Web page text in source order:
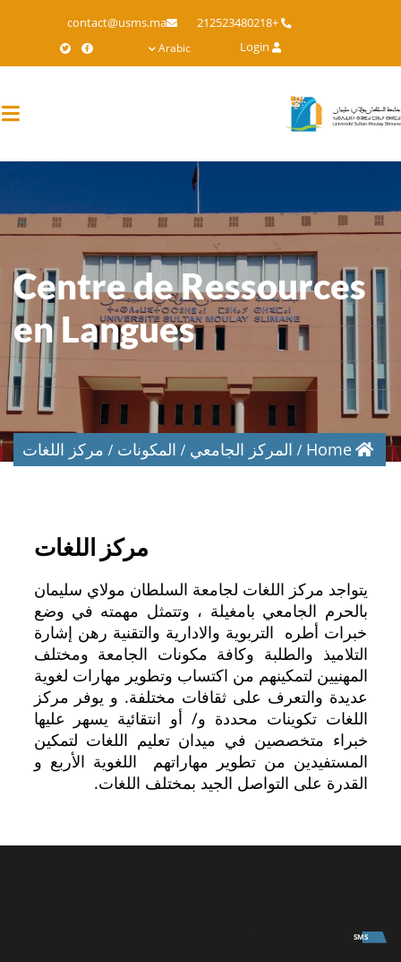
main
+212523480218
contact@usms.ma
Login
Arabic
Centre de Ressources
en Langues
Home المركز الجامعي المكونات مركز اللغات
مركز اللغات
يتواجد مركز اللغات لجامعة السلطان مولاي سليمان
بالحرم الجامعي بامغيلة ، وتتمثل مهمته في وضع
خبرات أطره التربوية والادارية والتقنية رهن إشارة
التلاميذ والطلبة وكافة مكونات الجامعة ومختلف
المهنيين لتمكينهم من اكتساب وتطوير مهارات لغوية
عديدة والتعرف على ثقافات مختلفة. و يوفر مركز
اللغات تكوينات محددة و/ أو انتقائية يسهر عليها
خبراء متخصصين في ميدان تعليم اللغات لتمكين
المستفيدين من تطوير مهاراتهم اللغوية الأربع و
القدرة على التواصل الجيد بمختلف اللغات.
SMS